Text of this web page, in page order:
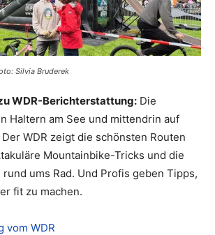
Silvia Bruderek
WDR-Berichterstattung: Die
Haltern am See und mittendrin auf
WDR zeigt die schönsten Routen
Mountainbike-Tricks und die
ums Rad. Und Profis geben Tipps,
fit zu machen.
vom WDR